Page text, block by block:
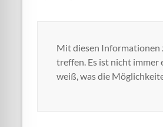
Mit diesen Informationen
treffen. Es ist nicht immer
weiß, was die